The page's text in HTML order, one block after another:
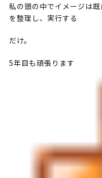
私の頭の中でイメージは
を整理し、実行する
だけ。
5年目も頑張ります